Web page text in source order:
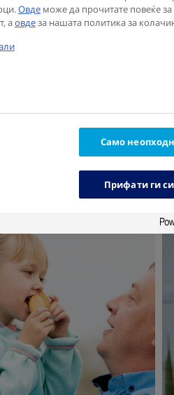
компликации и
Дознајте повеќе
здравјето и како
справуваат за
Погледнете ги
Овдеможе да прочитате повеќе
аовдеза нашата политика за
Само
Прифати ги